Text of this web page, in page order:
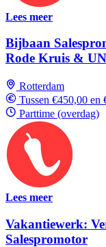
Lees meer
Bijbaan
Rode Kruis &
Rotterdam
Tussen €450,00 en
Parttime (overdag)
Lees meer
Vakantiewerk:
Salespromotor